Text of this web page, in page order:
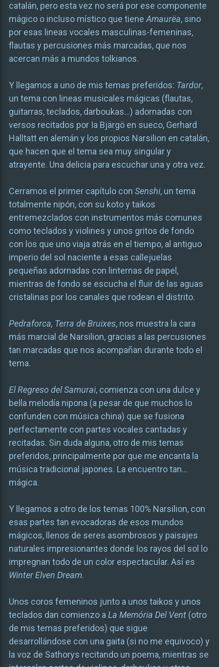
catalán, pero esta vez no será por ese componente
mágico o incluso místico que tiene Amaurëa, sino
por esas lineas vocales masculinas-femeninas,
flautas y percusiones más marcadas, que nos
acercan más a mundos tolkianos.
Y llegamos a uno de mis temas preferidos: Tardor,
un tema con lineas musicales mágicas (flautas,
guitarras, teclados, darboukas…) adornadas con
versos recitados por Ia Bjärgö en sueco, Gerhard
Halltatt en alemán y los propios Narsilion en catalán,
que hacen que el tema sea muy singular y
atrayente. Una delicia para escuchar una y otra vez.
Cerramos el primer capítulo con Senshi, un tema
totalmente nipón, con su koto y taikos
entremezclados con instrumentos más comunes
como teclados y violines y unos gritos de fondo
con los que uno viaja atrás en el tiempo, al antiguo
imperio del sol naciente a esas callejuelas
pequeñas adornadas con linternas de papel,
mientras de fondo se escucha el fluir de las aguas
cristalinas por los canales que rodean el distrito.
Pedraforca, Terra de Bruixes, nos muestra la cara
más marcial de Narsilion, gracias a las percusiones
tan marcadas que nos acompañan durante todo el
tema.
El Regreso del Samurai, comienza con una dulce y
bella melodía nipona (a pesar de que muchos lo
confunden con música china) que se fusiona
perfectamente con partes vocales cantadas y
recitadas. Sin duda alguna, otro de mis temas
preferidos, principalmente por que me encanta la
música tradicional japones. La encuentro tan…
mágica.
Y llegamos a otro de los temas 100% Narsilion, con
esas partes tan evocadoras de esos mundos
mágicos, llenos de seres asombrosos y paisajes
naturales impresionantes donde los rayos del sol lo
impregnan todo de un color espectacular. Así es
Winter Elven Dream.
Unos coros femeninos junto a unos taikos y unos
teclados dan comienzo a La Memória Del Vent(otro
de mis temas preferidos) que sigue
desarrollándose con una gaita (si no me equivoco) y
la voz de Sathorys recitando un poema, mientras se